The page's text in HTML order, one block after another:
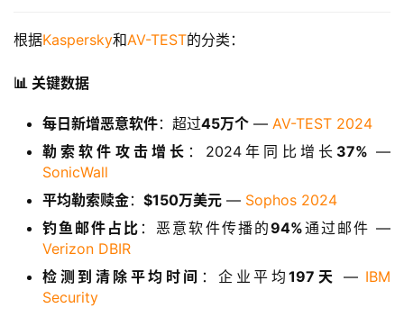
根据Kaspersky和AV-TEST的分类：
📊 关键数据
每日新增恶意软件：超过45万个 — AV-TEST 2024
勒索软件攻击增长 ：2024年同比增长 37% —
SonicWall
平均勒索赎金： $150万美元 — Sophos 2024
钓鱼邮件占比 ：恶意软件传播的94%通过邮件 —
Verizon DBIR
检测到清除平均时间 ：企业平均 197天 — IBM
Security